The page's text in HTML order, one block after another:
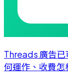
Threads 廣告
何運作、收費